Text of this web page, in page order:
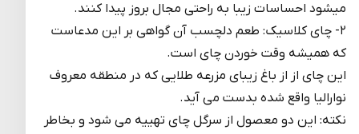
میشود احساسات زیبا به راحتی مجال بروز پیدا کنند.
۲- چای کلاسیک: طعم دلچسب آن گواهی بر این مدعاست
که همیشه وقت خوردن چای است.
این چای از از باغ زیبای مزرعه طلایی که در منطقه معروف
نوارالیا واقع شده بدست می آید.
نکته: این دو معصول از سرگل چای تهییه می شود و بخاطر